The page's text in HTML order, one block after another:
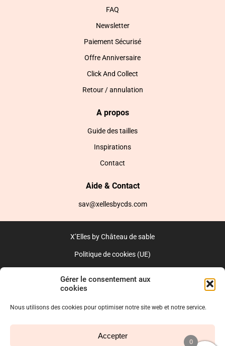
Gérer le consentement aux
cookies
Nous utilisons des cookies pour optimiser notre site web et notre service.
Accepter
FAQ
Newsletter
Paiement Sécurisé
Offre Anniversaire
Click And Collect
Retour / annulation
A propos
Guide des tailles
Inspirations
Contact
Aide & Contact
sav@xellesbycds.com
X’Elles by Château de sable
Politique de cookies (UE)
Réalisé par l’agence web :
0